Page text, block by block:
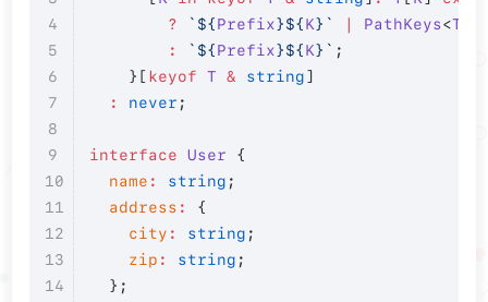
        ?
`${Prefix}${K}` | PathKeys<T
        :
`${Prefix}${K}` ;
    }[
keyof T & string]
  :
never ;
interface User {
  name
: string ;
  address
:
{
    city
: string ;
    zip
: string ;
  };